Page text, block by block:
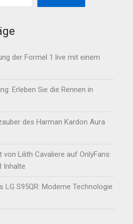
der Formel 1 live mit einem
Erleben Sie die Rennen in
des Harman Kardon Aura
von Lilith Cavaliere auf OnlyFans:
Inhalte
LG S95QR: Moderne Technologie